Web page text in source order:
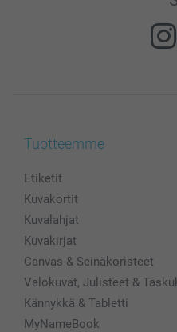
Tuotteemme
Etiketit
Kuvakortit
Kuvalahjat
Kuvakirjat
Canvas & Seinäkoristeet
Valokuvat, Julisteet &
Kännykkä & Tabletti
MyNameBook